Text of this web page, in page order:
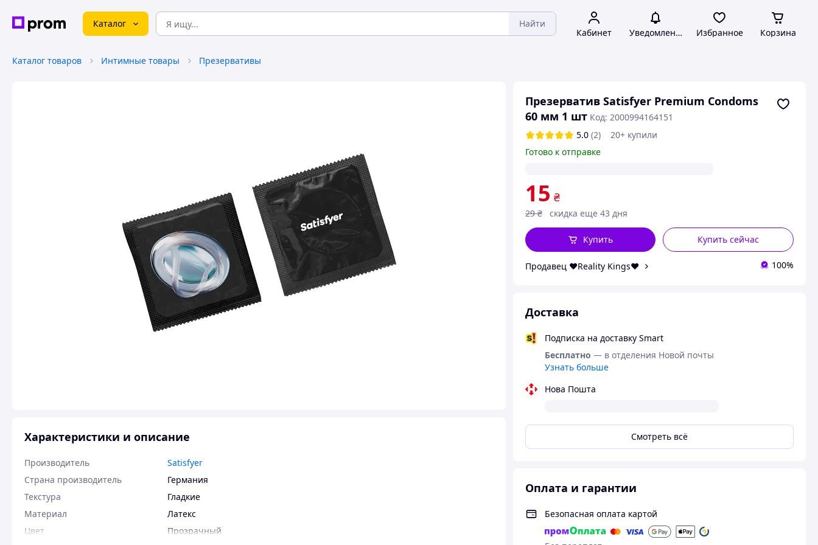
Каталог Найти
Кабинет Уведомления Избранное Корзина
Каталог товаров Интимные товары Презервативы
Презерватив Satisfyer Premium Condoms
60 мм 1 шт Код: 2000994164151
5.0 (2)
20+ купили
Готово к отправке
15 ₴
29 ₴ скидка еще 43 дня
Купить сейчас
Купить
Продавец ❤️Reality Kings❤️ 100%
Доставка
Подписка на доставку Smart
Бесплатно — в отделения Новой почты
Узнать больше
Нова Пошта
Смотреть всё
Оплата и гарантии
Безопасная оплата картой
Характеристики и описание
Производитель
Satisfyer
Страна производитель
Германия
Текстура
Гладкие
Материал
Латекс
Цвет
Прозрачный